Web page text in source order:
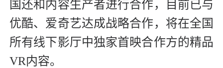
国还和内容生产者进行合作，目前已与
优酷、爱奇艺达成战略合作，将在全国
所有线下影厅中独家首映合作方的精品
VR内容。